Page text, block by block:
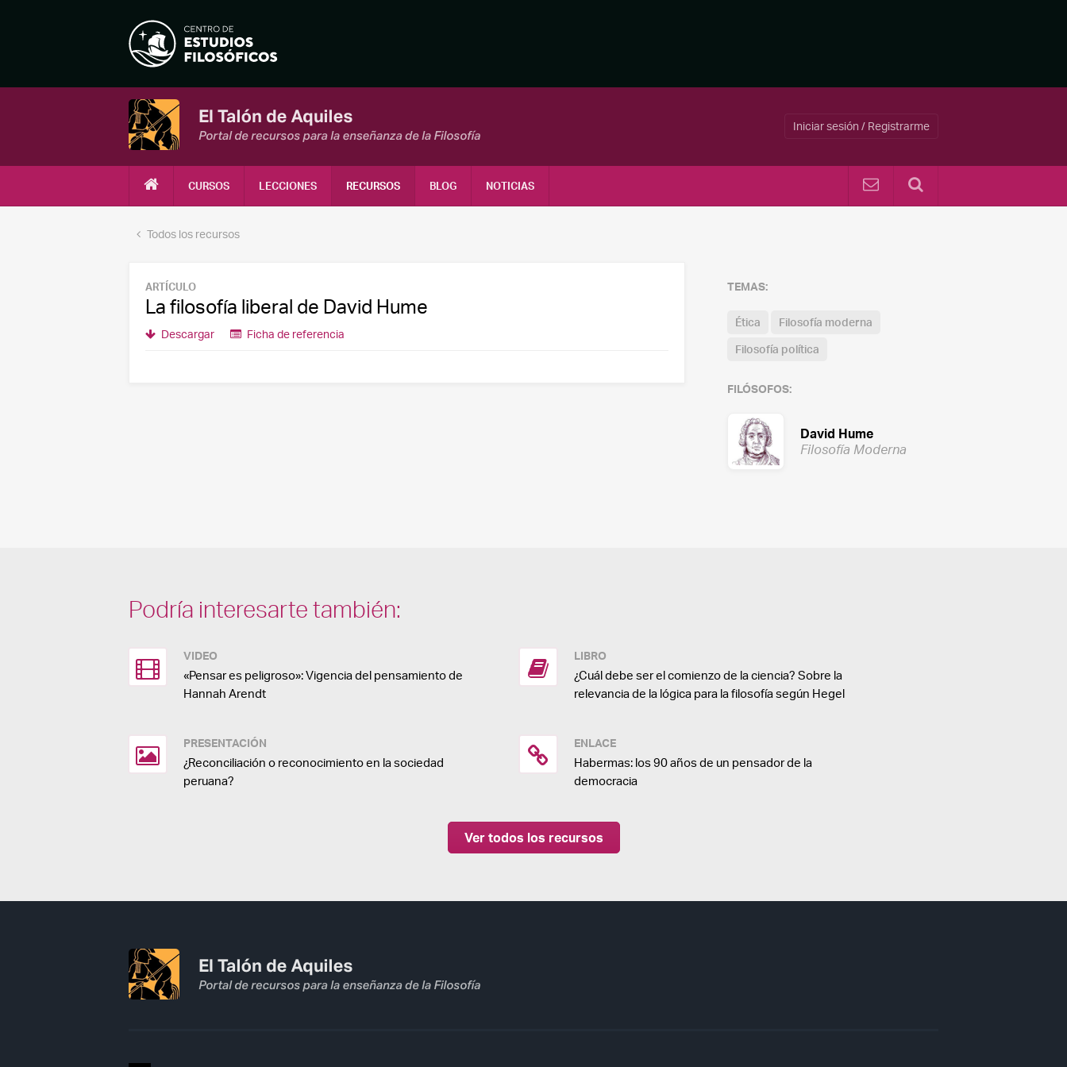
Iniciar sesión / Registrarme
CURSOS LECCIONES RECURSOS BLOG NOTICIAS
Todos los recursos
ARTÍCULO
La filosofía liberal de David Hume
Descargar Ficha de referencia
TEMAS:
Ética
Filosofía moderna
Filosofía política
FILÓSOFOS:
David Hume
Filosofía Moderna
Podría interesarte también:
VIDEO
«Pensar es peligroso»: Vigencia del pensamiento de
Hannah Arendt
LIBRO
¿Cuál debe ser el comienzo de la ciencia? Sobre la
relevancia de la lógica para la filosofía según Hegel
PRESENTACIÓN
¿Reconciliación o reconocimiento en la sociedad
peruana?
ENLACE
Habermas: los 90 años de un pensador de la
democracia
Ver todos los recursos